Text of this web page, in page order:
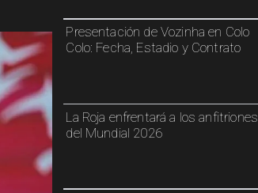
Presentación de Vozinha en Colo
Colo: Fecha, Estadio y Contrato
La Roja enfrentará a los anfitriones
del Mundial 2026